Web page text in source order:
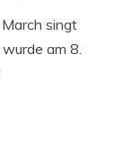
singt
am 8.